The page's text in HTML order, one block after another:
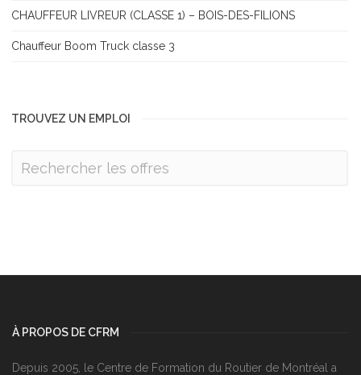
CHAUFFEUR LIVREUR (CLASSE 1) – BOIS-DES-FILIONS
Chauffeur Boom Truck classe 3
TROUVEZ UN EMPLOI
À PROPOS DE CFRM
Depuis 2005, le Centre de Formation du Routier de Montréal a